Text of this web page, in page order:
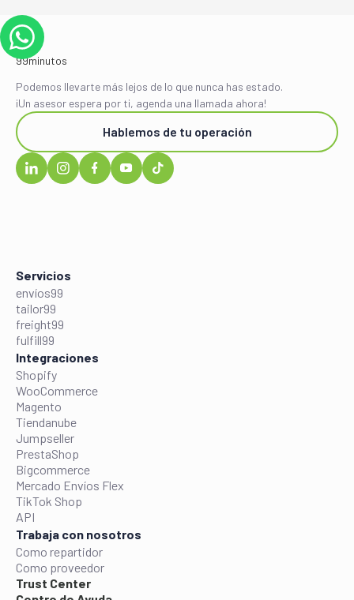
Podemos llevarte más lejos de lo que nunca has estado.
¡Un asesor espera por ti, agenda una llamada ahora!
Hablemos de tu operación
Servicios
envíos99
tailor99
freight99
fulfill99
Integraciones
Shopify
WooCommerce
Magento
Tiendanube
Jumpseller
PrestaShop
Bigcommerce
Mercado Envíos Flex
TikTok Shop
API
Trabaja con nosotros
Como repartidor
Como proveedor
Trust Center